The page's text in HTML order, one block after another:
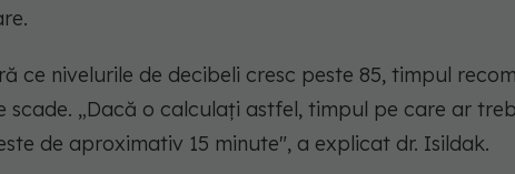
ce nivelurile de decibeli cresc peste 85, timpul
scade. „Dacă o calculați astfel, timpul pe care ar
de aproximativ 15 minute", a explicat dr. Isildak.